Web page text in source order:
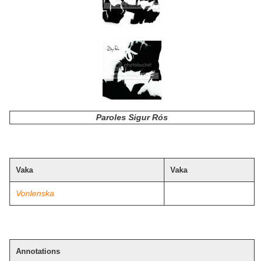
Paroles Sigur Rós
Vaka Vaka
Vonlenska
Annotations